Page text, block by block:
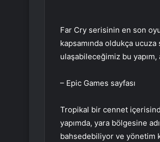
Far Cry serisinin en son
kapsamında oldukça
ulaşabileceğimiz bu
– Epic Games sayfası
Tropikal bir cennet
yapımda, yara bölgesine
bahsedebiliyor ve yönetim